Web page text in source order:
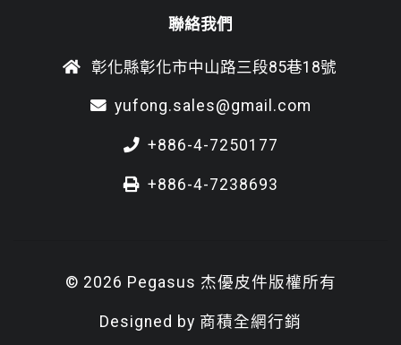
聯絡我們
彰化縣彰化市中山路三段85巷18號
yufong.sales@gmail.com
+886-4-7250177
+886-4-7238693
© 2026 Pegasus 杰優皮件版權所有
Designed by 商積全網行銷